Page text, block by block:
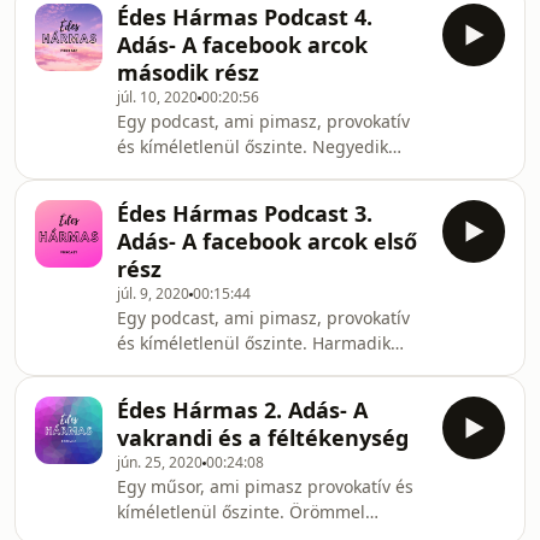
eláruljuk, hogy nekünk milyen
szexuális segédeszközök lapulnak a
fiókban. A műsor második felében,
pedig az escortokról is beszélgettünk.
Jó szórakozást kívánunk és
amennyiben észrevételetek van, a
műsorral kapcsolatban elküldhetitek
nekünk az
edesharmaspodcast@gmail.
Édes Hármas Podcast 4.
Adás- A facebook arcok
második rész
júl. 10, 202000:20:56
Egy podcast, ami pimasz, provokatív
és kíméletlenül őszinte. Negyedik
arcok kategorizálását. Eláruljuk, hogy
mi általában mit osztunk meg
magunkról és közben megoldjuk az
évszázad rejtését is. Jó szórakozást és
hallgatást kívánunk. A műsorral
kapcsolatos észrevételeiteket bátran
megoszthatjátok velük az alábbi email
címre
(edesharmaspodcast@gmail.com)
küldött üzene
Édes Hármas Podcast 3.
Adás- A facebook arcok első
rész
júl. 9, 202000:15:44
Egy podcast, ami pimasz, provokatív
és kíméletlenül őszinte. Harmadik
kategorizáltuk a közösségi médiát
használó embereket és szokásaikat.
Konyhatündérek, facebook celebek…
Senkit nem kíméltünk most sem,
persze nem érdemes minket véresen
komolyan venni, hisz minden
Édes Hármas 2. Adás- A
vakrandi és a féltékenység
jún. 25, 202000:24:08
Egy műsor, ami pimasz provokatív és
kíméletlenül őszinte. Örömmel